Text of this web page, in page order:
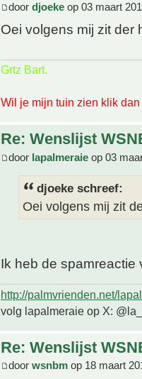
door djoeke op 03 maart
Oei volgens mij zit
Grtz Bart.
Wil je mijn tuin zien klik dan
Re: Wenslijst
door lapalmeraie op 03
djoeke schreef:
Oei volgens mij zit
Ik heb de spamreactie
http://palmvrienden.net/
volg lapalmeraie op X:
Re: Wenslijst
door wsnbm op 18 maart